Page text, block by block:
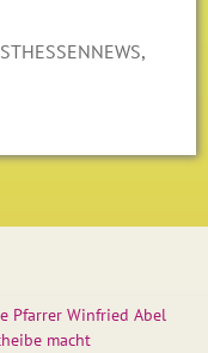
,
Pfarrer Winfried Abel
macht